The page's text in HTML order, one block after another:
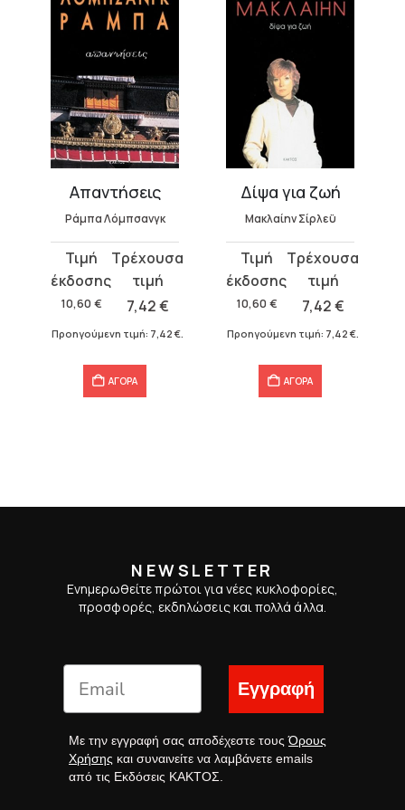
Απαντήσεις
Ράμπα Λόμπσανγκ
10,60 €
Original
price
was:
10,60 €.
7,42€
τρέχουσα
τιμή
είναι:
Προηγούμενη τιμή: 7,42 €.
ΑΓΟΡΑ
Δίψα για ζωή
Μακλαίην Σίρλεϋ
10,60 €
Original
price
was:
10,60 €.
7,42€
τρέχουσα
τιμή
είναι:
Προηγούμενη τιμή: 7,42 €.
ΑΓΟΡΑ
NEWSLETTER
Ενημερωθείτε πρώτοι για νέες κυκλοφορίες,
προσφορές, εκδηλώσεις και πολλά άλλα.
Εγγραφή
Με την εγγραφή σας αποδέχεστε τουςΌρους
Χρήσης και συναινείτε να λαμβάνετε emails
από τις Εκδόσεις ΚΑΚΤΟΣ.